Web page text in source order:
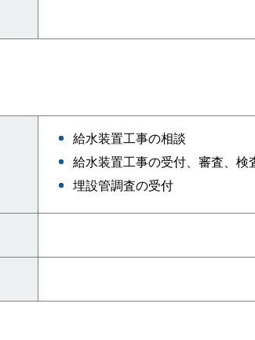
給水装置工事の相談
給水装置工事の受付、審査、検
埋設管調査の受付